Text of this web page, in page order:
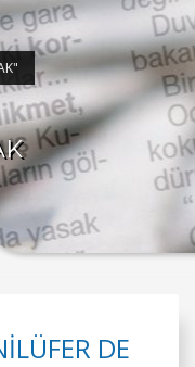
DE